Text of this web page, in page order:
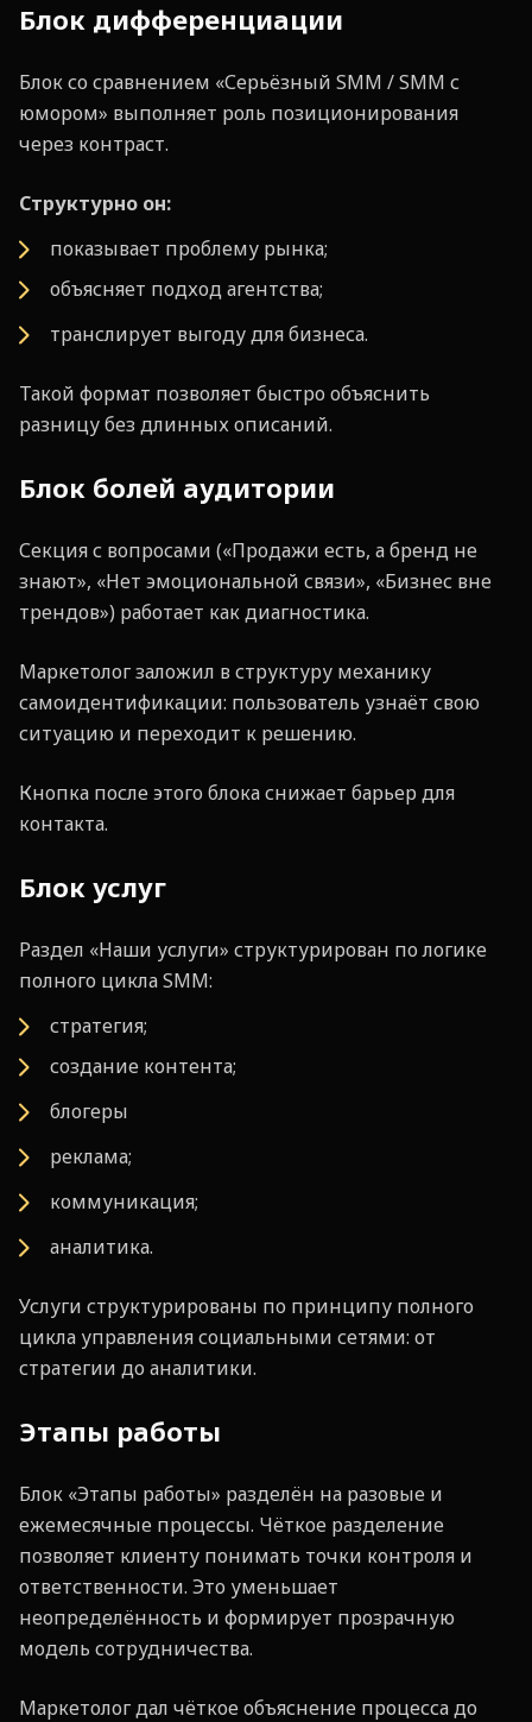
Блок дифференциации
Блок со сравнением «Серьёзный SMM / SMM с
юмором» выполняет роль позиционирования
через контраст.
Структурно он:
показывает проблему рынка;
объясняет подход агентства;
транслирует выгоду для бизнеса.
Такой формат позволяет быстро объяснить
разницу без длинных описаний.
Блок болей аудитории
Секция с вопросами («Продажи есть, а бренд не
знают», «Нет эмоциональной связи», «Бизнес вне
трендов») работает как диагностика.
Маркетолог заложил в структуру механику
самоидентификации: пользователь узнаёт свою
ситуацию и переходит к решению.
Кнопка после этого блока снижает барьер для
контакта.
Блок услуг
Раздел «Наши услуги» структурирован по логике
полного цикла SMM:
стратегия;
создание контента;
блогеры
реклама;
коммуникация;
аналитика.
Услуги структурированы по принципу полного
цикла управления социальными сетями: от
стратегии до аналитики.
Этапы работы
Блок «Этапы работы» разделён на разовые и
ежемесячные процессы. Чёткое разделение
позволяет клиенту понимать точки контроля и
ответственности. Это уменьшает
неопределённость и формирует прозрачную
модель сотрудничества.
Маркетолог дал чёткое объяснение процесса до